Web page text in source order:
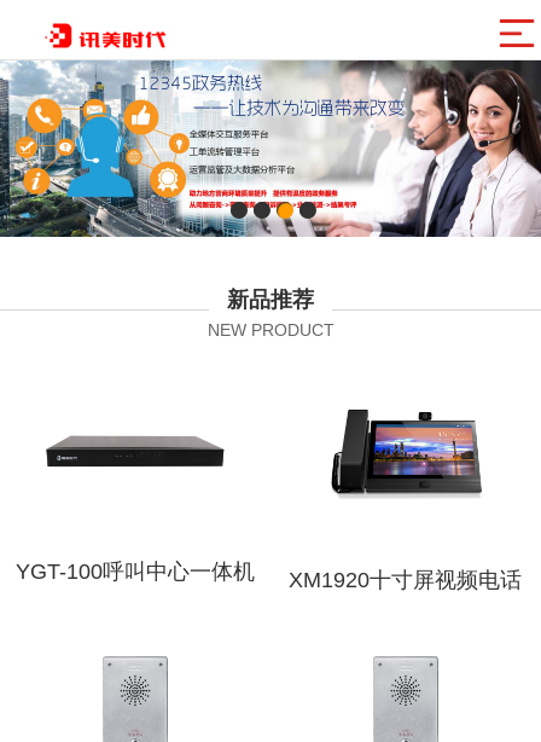
讯美网群
新品推荐
NEW PRODUCT
YGT-100呼叫中心一体机 XM1920十寸屏视频电话